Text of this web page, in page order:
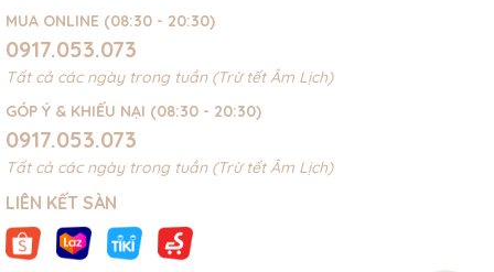
MUA ONLINE (08:30 - 20:30)
0917.053.073
Tất cả các ngày trong tuần (Trừ tết Âm Lịch)
GÓP Ý & KHIẾU NẠI (08:30 - 20:30)
0917.053.073
Tất cả các ngày trong tuần (Trừ tết Âm Lịch)
LIÊN KẾT SÀN